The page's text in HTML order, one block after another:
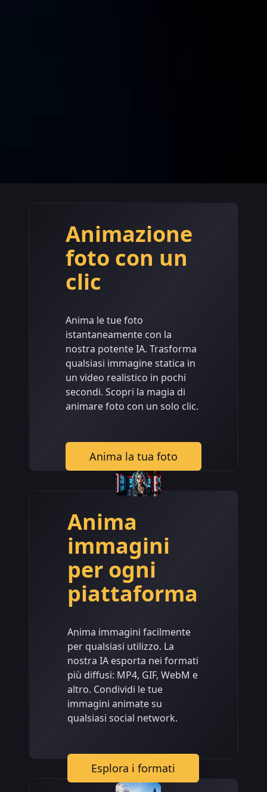
Animazione
foto con un
clic
Anima le tue foto
istantaneamente con la
nostra potente IA. Trasforma
qualsiasi immagine statica in
un video realistico in pochi
secondi. Scopri la magia di
animare foto con un solo clic.
Anima la tua foto
Anima
immagini
per ogni
piattaforma
Anima immagini facilmente
per qualsiasi utilizzo. La
nostra IA esporta nei formati
più diffusi: MP4, GIF, WebM e
altro. Condividi le tue
immagini animate su
qualsiasi social network.
Esplora i formati